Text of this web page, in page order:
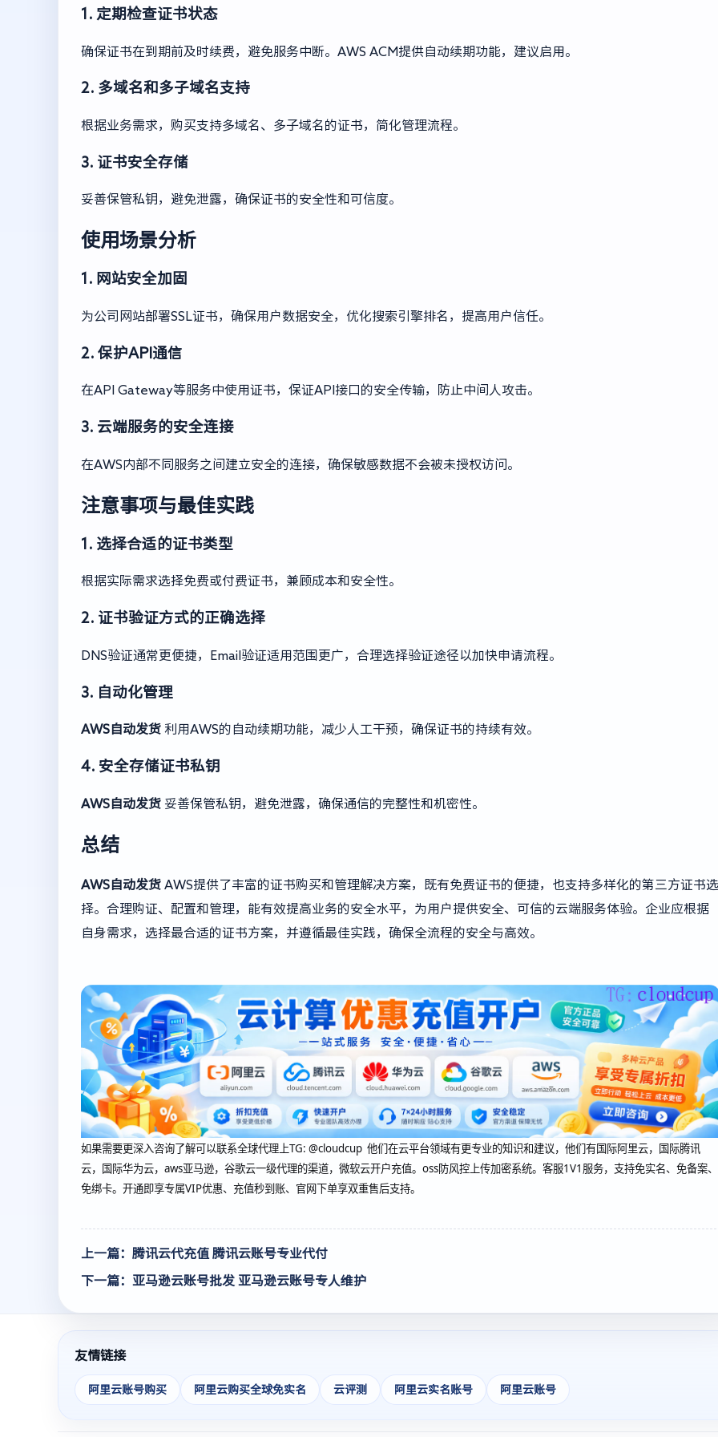
1. 定期检查证书状态
确保证书在到期前及时续费，避免服务中断。AWS ACM提供自动续期功能，建议启用。
2. 多域名和多子域名支持
根据业务需求，购买支持多域名、多子域名的证书，简化管理流程。
3. 证书安全存储
妥善保管私钥，避免泄露，确保证书的安全性和可信度。
使用场景分析
1. 网站安全加固
为公司网站部署SSL证书，确保用户数据安全，优化搜索引擎排名，提高用户信任。
2. 保护API通信
在API Gateway等服务中使用证书，保证API接口的安全传输，防止中间人攻击。
3. 云端服务的安全连接
在AWS内部不同服务之间建立安全的连接，确保敏感数据不会被未授权访问。
注意事项与最佳实践
1. 选择合适的证书类型
根据实际需求选择免费或付费证书，兼顾成本和安全性。
2. 证书验证方式的正确选择
DNS验证通常更便捷，Email验证适用范围更广，合理选择验证途径以加快申请流程。
3. 自动化管理
AWS自动发货 利用AWS的自动续期功能，减少人工干预，确保证书的持续有效。
4. 安全存储证书私钥
AWS自动发货 妥善保管私钥，避免泄露，确保通信的完整性和机密性。
总结
AWS自动发货 AWS提供了丰富的证书购买和管理解决方案，既有免费证书的便捷，也支持多样化的第三方证书选
择。合理购证、配置和管理，能有效提高业务的安全水平，为用户提供安全、可信的云端服务体验。企业应根据
自身需求，选择最合适的证书方案，并遵循最佳实践，确保全流程的安全与高效。
如果需要更深入咨询了解可以联系全球代理上TG: @cloudcup 他们在云平台领域有更专业的知识和建议，他们有国际阿里云，国际腾讯
云，国际华为云，aws亚马逊，谷歌云一级代理的渠道，微软云开户充值。oss防风控上传加密系统。客服1V1服务，支持免实名、免备案、
免绑卡。开通即享专属VIP优惠、充值秒到账、官网下单享双重售后支持。
上一篇：腾讯云代充值 腾讯云账号专业代付
下一篇：亚马逊云账号批发 亚马逊云账号专人维护
友情链接
阿里云账号购买 阿里云购买全球免实名 云评测 阿里云实名账号 阿里云账号